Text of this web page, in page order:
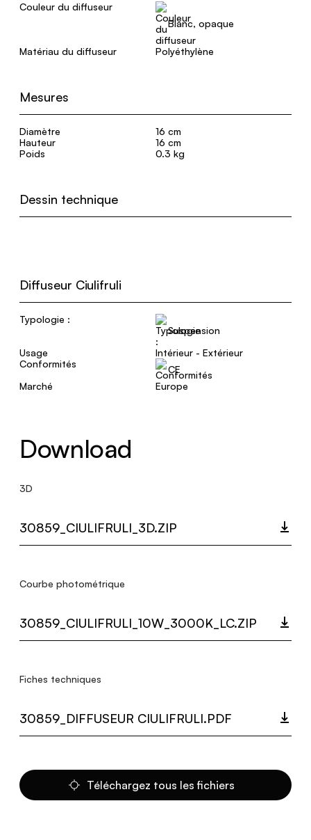
Couleur du diffuseur
Blanc, opaque
Matériau du diffuseur Polyéthylène
Mesures
Diamètre
16 cm
Hauteur
16 cm
Poids
0.3 kg
Dessin technique
Diffuseur Ciulifruli
Typologie :
Suspension
Usage
Intérieur - Extérieur
Conformités
CE
Marché
Europe
Download
3D
30859_CIULIFRULI_3D.ZIP
Courbe photométrique
30859_CIULIFRULI_10W_3000K_LC.ZIP
Fiches techniques
30859_DIFFUSEUR CIULIFRULI.PDF
Téléchargez tous les fichiers